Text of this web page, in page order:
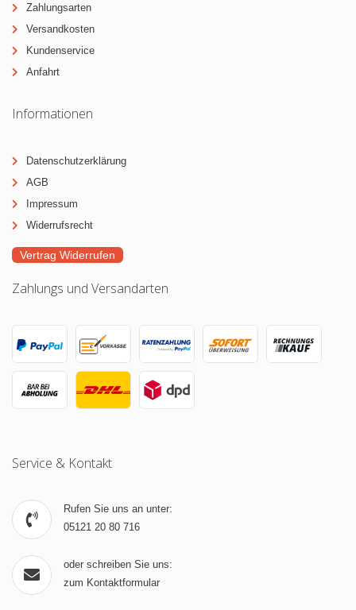
Zahlungsarten
Versandkosten
Kundenservice
Anfahrt
Informationen
Datenschutzerklärung
AGB
Impressum
Widerrufsrecht
Vertrag Widerrufen
Zahlungs und Versandarten
Service & Kontakt
Rufen Sie uns an unter:
05121 20 80 716
oder schreiben Sie uns:
zum Kontaktformular